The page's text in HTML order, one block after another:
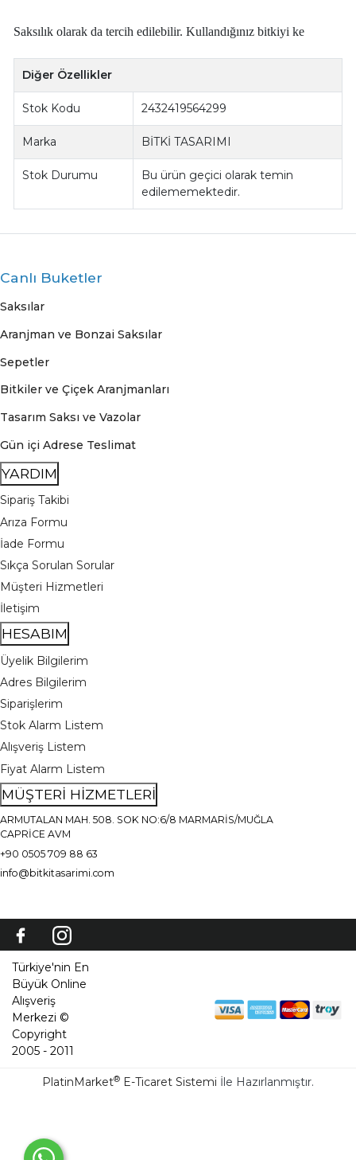
Saksılık olarak da tercih edilebilir. Kullandığınız bitkiyi ke
Diğer Özellikler
Stok Kodu 2432419564299
Marka BİTKİ TASARIMI
Stok Durumu
Bu ürün geçici olarak temin
edilememektedir.
Canlı Buketler
Saksılar
Aranjman ve Bonzai Saksılar
Sepetler
Bitkiler ve Çiçek Aranjmanları
Tasarım Saksı ve Vazolar
Gün içi Adrese Teslimat
YARDIM
Sipariş Takibi
Arıza Formu
İade Formu
Sıkça Sorulan Sorular
Müşteri Hizmetleri
İletişim
HESABIM
Üyelik Bilgilerim
Adres Bilgilerim
Siparişlerim
Stok Alarm Listem
Alışveriş Listem
Fiyat Alarm Listem
MÜŞTERİ HİZMETLERİ
ARMUTALAN MAH. 508. SOK NO:6/8 MARMARİS/MUĞLA
CAPRİCE AVM
+90 0505 709 88 63
info@bitkitasarimi.com
Türkiye'nin En
Büyük Online
Alışveriş
Merkezi ©
Copyright
2005 - 2011
PlatinMarket® E-Ticaret Sistemi İle Hazırlanmıştır.